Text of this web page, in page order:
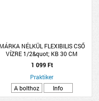
MÁRKA NÉLKÜL FLEXIBILIS CSŐ
VÍZRE 1/2&quot; KB 30 CM
1 099 Ft
Praktiker
A bolthoz
Info